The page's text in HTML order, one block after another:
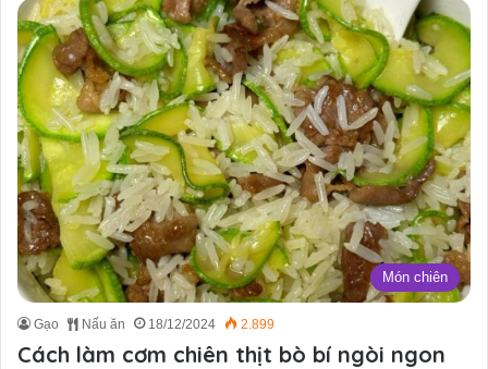
Món chiên
Gạo Nấu ăn 18/12/2024 2.899
Cách làm cơm chiên thịt bò bí ngòi ngon